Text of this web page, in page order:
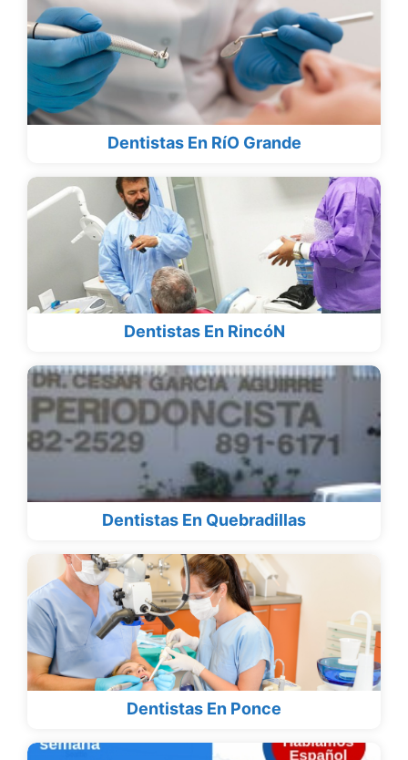
Dentistas En RíO Grande
Dentistas En RincóN
Dentistas En Quebradillas
Dentistas En Ponce